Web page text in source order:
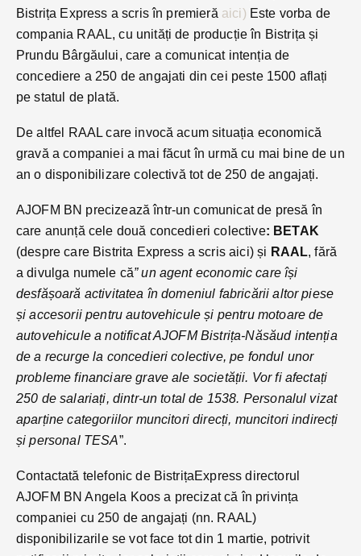
Bistrița Express a scris în premieră aici) Este vorba de
compania RAAL, cu unități de producție în Bistrița și
Prundu Bârgăului, care a comunicat intenția de
concediere a 250 de angajati din cei peste 1500 aflați
pe statul de plată.
De altfel RAAL care invocă acum situația economică
gravă a companiei a mai făcut în urmă cu mai bine de un
an o disponibilizare colectivă tot de 250 de angajați.
AJOFM BN precizează într-un comunicat de presă în
care anunță cele două concedieri colective: BETAK
(despre care Bistrita Express a scris aici) și RAAL, fără
a divulga numele că” un agent economic care își
desfășoară activitatea în domeniul fabricării altor piese
și accesorii pentru autovehicule și pentru motoare de
autovehicule a notificat AJOFM Bistrița-Năsăud intenția
de a recurge la concedieri colective, pe fondul unor
probleme financiare grave ale societății. Vor fi afectați
250 de salariați, dintr-un total de 1538. Personalul vizat
aparține categoriilor muncitori direcți, muncitori indirecți
și personal TESA”.
Contactată telefonic de BistrițaExpress directorul
AJOFM BN Angela Koos a precizat că în privința
companiei cu 250 de angajați (nn. RAAL)
disponibilizarile se vot face tot din 1 martie, potrivit